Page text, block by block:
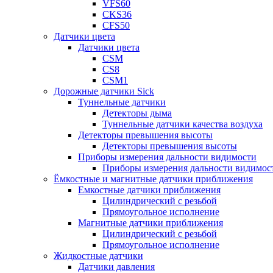
VFS60
CKS36
CFS50
Датчики цвета
Датчики цвета
CSM
CS8
CSM1
Дорожные датчики Sick
Туннельные датчики
Детекторы дыма
Туннельные датчики качества воздуха
Детекторы превышения высоты
Детекторы превышения высоты
Приборы измерения дальности видимости
Приборы измерения дальности
Ёмкостные и магнитные датчики приближения
Емкостные датчики приближения
Цилиндрический с резьбой
Прямоугольное исполнение
Магнитные датчики приближения
Цилиндрический с резьбой
Прямоугольное исполнение
Жидкостные датчики
Датчики давления